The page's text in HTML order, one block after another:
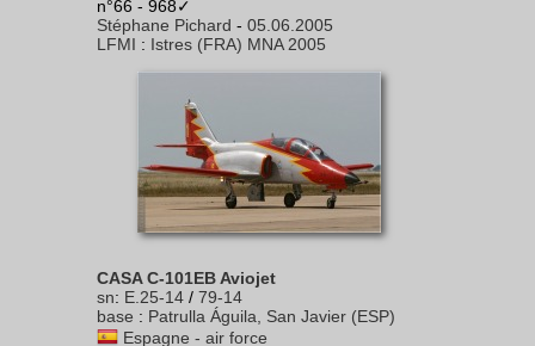
n°66 - 968✓
Stéphane Pichard - 05.06.2005
LFMI : Istres (FRA) MNA 2005
CASA C-101EB Aviojet
sn: E.25-14 / 79-14
base : Patrulla Águila, San Javier (ESP)
Espagne - air force